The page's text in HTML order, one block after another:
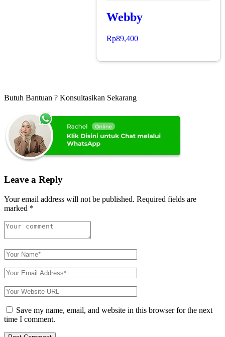
Webby
Rp89,400
Butuh Bantuan ? Konsultasikan Sekarang
Leave a Reply
Your email address will not be published. Required fields are
marked *
Save my name, email, and website in this browser for the next
time I comment.